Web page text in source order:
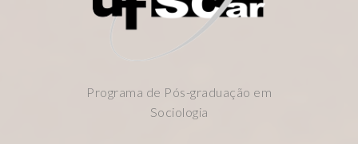
Programa de Pós-graduação em
Sociologia